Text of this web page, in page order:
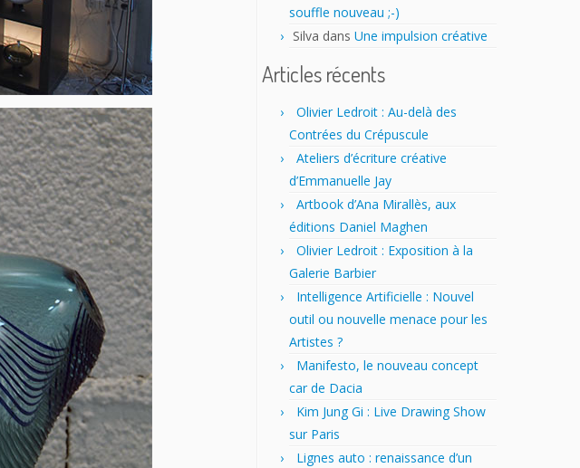
souffle nouveau ;-)
Silva dans Une impulsion créative
Articles récents
Olivier Ledroit : Au-delà des
Contrées du Crépuscule
Ateliers d’écriture créative
d’Emmanuelle Jay
Artbook d’Ana Mirallès, aux
éditions Daniel Maghen
Olivier Ledroit : Exposition à la
Galerie Barbier
Intelligence Artificielle : Nouvel
outil ou nouvelle menace pour les
Artistes ?
Manifesto, le nouveau concept
car de Dacia
Kim Jung Gi : Live Drawing Show
sur Paris
Lignes auto : renaissance d’un